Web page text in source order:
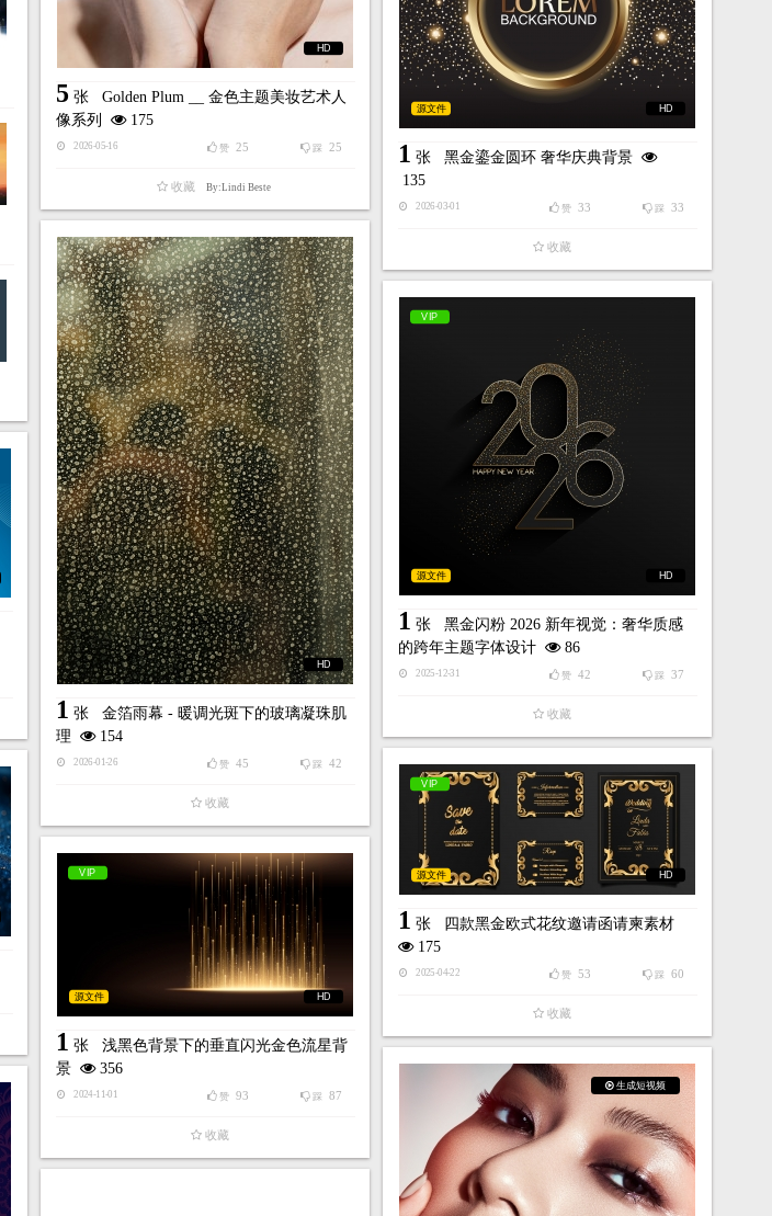
HD
5张 Golden Plum __ 金色主题美妆艺术人
像系列
175
2026-05-16 踩 25
赞 25
收藏 By:Lindi Beste
HD
源文件
1 张 黑金鎏金圆环 奢华庆典背景
135
2026-03-01 踩 33
赞 33
收藏
HD
1 张 金箔雨幕 - 暖调光斑下的玻璃凝珠肌
理
154
2026-01-26 踩 42
赞 45
收藏
VIP
HD
源文件
1 张 黑金闪粉 2026 新年视觉：奢华质感
的跨年主题字体设计
86
2025-12-31 踩 37
赞 42
收藏
VIP
HD
源文件
1 张
四款黑金欧式花纹邀请函请柬素材
175
2025-04-22 踩 60
赞 53
收藏
VIP
HD
源文件
1 张 浅黑色背景下的垂直闪光金色流星背
景
356
2024-11-01 踩 87
赞 93
收藏
生成短视频